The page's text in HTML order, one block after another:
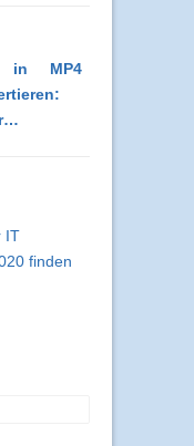
in MP4
IT
finden